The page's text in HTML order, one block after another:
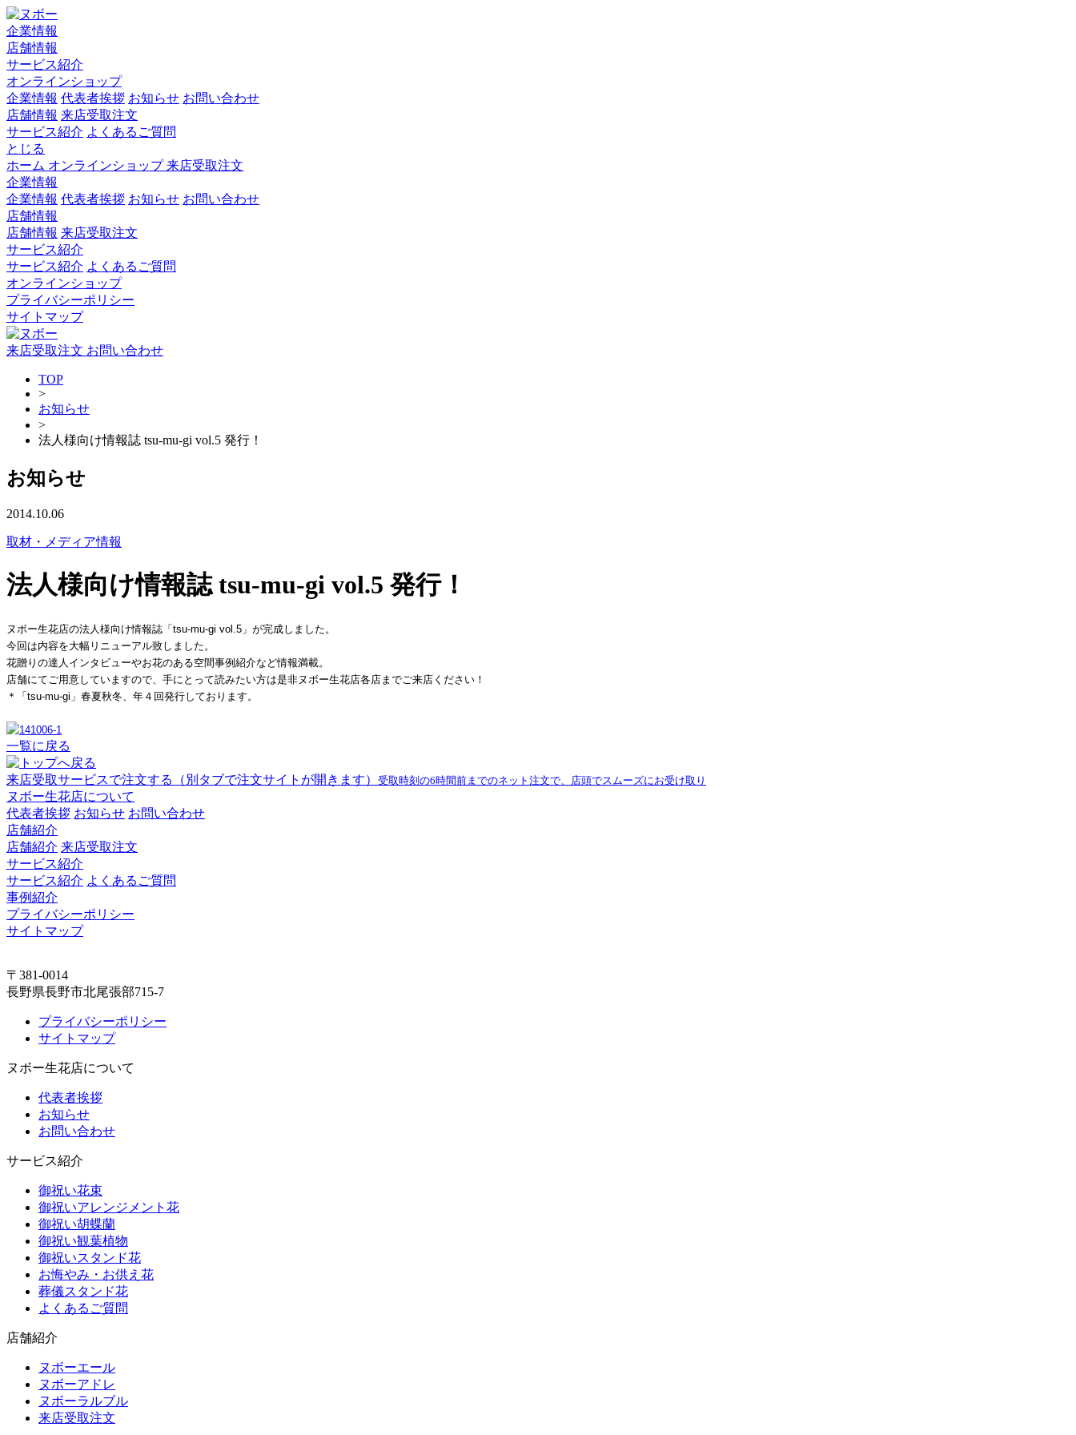
企業情報
店舗情報
サービス紹介
オンラインショップ
企業情報 代表者挨拶 お知らせ お問い合わせ
店舗情報 来店受取注文
サービス紹介 よくあるご質問
とじる
ホーム オンラインショップ来店受取注文
企業情報
企業情報 代表者挨拶 お知らせ お問い合わせ
店舗情報
店舗情報 来店受取注文
サービス紹介
サービス紹介 よくあるご質問
オンラインショップ
プライバシーポリシー
サイトマップ
来店受取注文 お問い合わせ
TOP
>
お知らせ
>
法人様向け情報誌 tsu-mu-gi vol.5 発行！
お知らせ
2014.10.06
取材・メディア情報
法人様向け情報誌 tsu-mu-gi vol.5 発行！
ヌボー生花店の法人様向け情報誌「tsu-mu-gi vol.5」が完成しました。
今回は内容を大幅リニューアル致しました。
花贈りの達人インタビューやお花のある空間事例紹介など情報満載。
店舗にてご用意していますので、手にとって読みたい方は是非ヌボー生花店各店までご来店ください！
＊「tsu-mu-gi」春夏秋冬、年４回発行しております。
一覧に戻る
来店受取サービスで注文する （別タブで注文サイトが開きます） 受取時刻の6時間前までのネット注文で、店頭でスムーズにお受け取り
ヌボー生花店について
代表者挨拶 お知らせ お問い合わせ
店舗紹介
店舗紹介 来店受取注文
サービス紹介
サービス紹介 よくあるご質問
事例紹介
プライバシーポリシー
サイトマップ
〒381-0014
長野県長野市北尾張部715-7
プライバシーポリシー
サイトマップ
ヌボー生花店について
代表者挨拶
お知らせ
お問い合わせ
サービス紹介
御祝い花束
御祝いアレンジメント花
御祝い胡蝶蘭
御祝い観葉植物
御祝いスタンド花
お悔やみ・お供え花
葬儀スタンド花
よくあるご質問
店舗紹介
ヌボーエール
ヌボーアドレ
ヌボーラルブル
来店受取注文